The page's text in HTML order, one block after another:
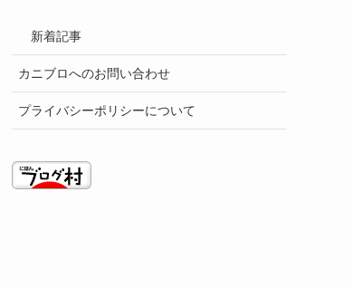
新着記事
カニブロへのお問い合わせ
プライバシーポリシーについて